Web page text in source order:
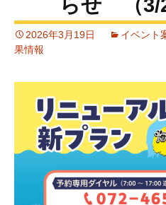
らせ （3/
2026年3月19日 イベント
果情報